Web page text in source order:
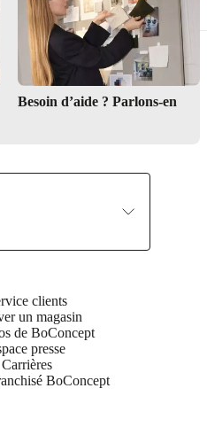
Besoin d’aide ? Parlons-en
clients
un magasin
de BoConcept
presse
Carrières
BoConcept